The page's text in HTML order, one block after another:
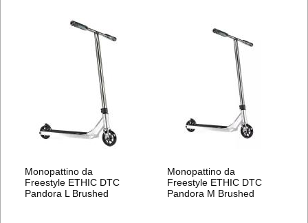
Monopattino da
Freestyle ETHIC DTC
Pandora L Brushed
Monopattino da
Freestyle ETHIC DTC
Pandora M Brushed